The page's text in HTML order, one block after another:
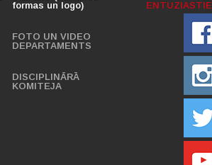
formas un logo)
FOTO UN VIDEO
DEPARTAMENTS
DISCIPLINĀRĀ
KOMITEJA